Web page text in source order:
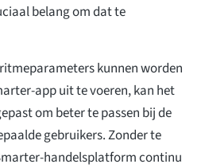
belang om dat te
kunnen worden
app uit te voeren, kan het
om beter te passen bij de
gebruikers. Zonder te
handelsplatform continu